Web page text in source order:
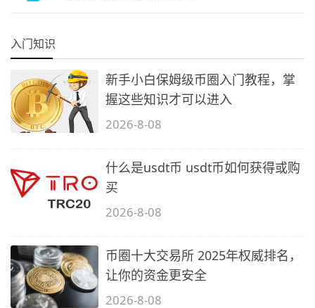
入门知识
新手小白保姆级币圈入门教程，掌
握这些知识才可以进入
2026-8-08
什么是usdt币 usdt币如何获得或购
买
2026-8-08
币圈十大交易所 2025年权威排名，
让你的资金更安全
2026-8-08